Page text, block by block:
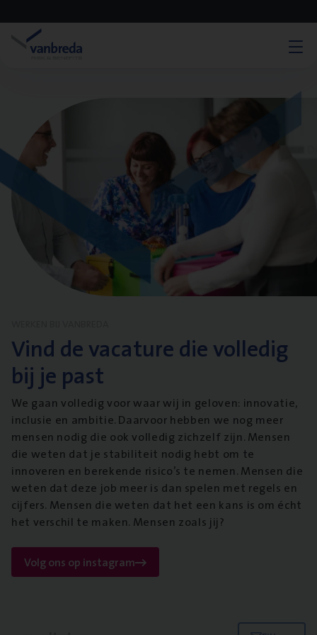
Vind de vacature die volledig
bij je past
We gaan volledig voor waar wij in geloven: innovatie,
inclusie en ambitie. Daarvoor hebben we nog meer
mensen nodig die ook volledig zichzelf zijn. Mensen
die weten dat je stabiliteit nodig hebt om te
innoveren en berekende risico’s te nemen. Mensen die
weten dat deze job meer is dan spelen met regels en
cijfers. Mensen die weten dat het een kans is om écht
het verschil te maken. Mensen zoals jij?
Volg ons op instagram